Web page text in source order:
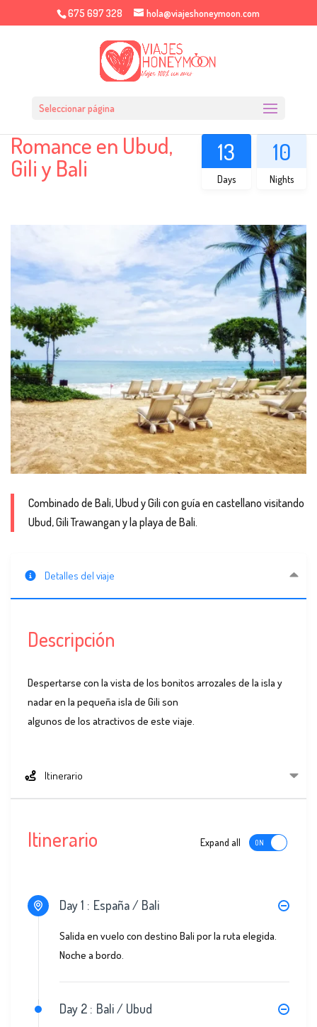
675 697 328 hola@viajeshoneymoon.com
Seleccionar página
Romance en Ubud,
Gili y Bali
13
Days
10
Nights
Combinado de Bali, Ubud y Gili con guía en castellano visitando
Ubud, Gili Trawangan y la playa de Bali.
Detalles del viaje
Descripción
Despertarse con la vista de los bonitos arrozales de la isla y
nadar en la pequeña isla de Gili son
algunos de los atractivos de este viaje.
Itinerario
Itinerario Expand all
Day 1 : España / Bali
Salida en vuelo con destino Bali por la ruta elegida.
Noche a bordo.
Day 2 : Bali / Ubud